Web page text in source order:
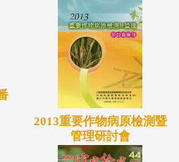
條文之原則與精神。
2013重要作物病原檢測暨
管理研討會